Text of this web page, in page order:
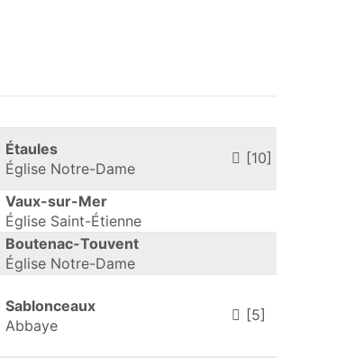
Étaules
Église Notre-Dame
[10]
Vaux-sur-Mer
Église Saint-Étienne
Boutenac-Touvent
Église Notre-Dame
Sablonceaux
Abbaye
[5]